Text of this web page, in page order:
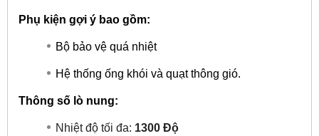
Phụ kiện gợi ý bao gồm:
Bộ bảo vệ quá nhiệt
Hệ thống ống khói và quạt thông gió.
Thông số lò nung:
Nhiệt độ tối đa: 1300 Độ